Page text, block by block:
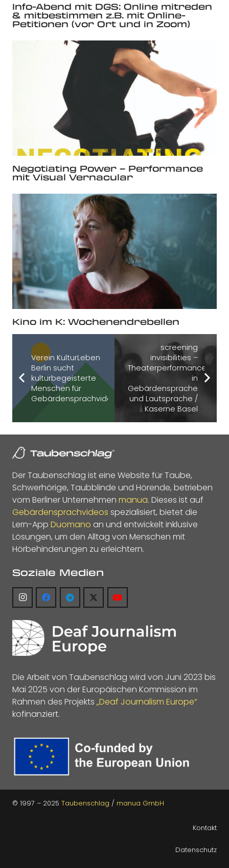
Info-Abend mit DGS: Online mitreden
& mitbestimmen z.B. mit Online-
Petitionen (vor Ort und in Zoom)
Negotiating Power – Performance
mit Visual Vernacular
Kino im K: Wochenendrebellen
Verein KulturLeben
Berlin sucht
kulturbegeisterte
Menschen für
Gebärdensprachvideo
screening
invisibilities –
Theaterperformance
in
Gebärdensprache
und Lautsprache /
Kaserne Basel
Der Taubenschlag ist eine Website für Taube,
Schwerhörige, Taubblinde und Hörende, betrieben
vom Berliner Unternehmen manua. Dieses ist auf
Gebärdensprachvideos spezialisiert, bietet die
Lern-App Duomano an und entwickelt inklusive
Lösungen, um den Alltag von Menschen mit
Hörbehinderungen zu erleichtern.
Soziale Medien
Die Arbeit von Taubenschlag wird von Juni 2023 bis
Mai 2025 von der Europäischen Kommission im
Rahmen des Projekts „Deaf Journalism Europe“
kofinanziert.
© 1997 – 2025 Taubenschlag / manua GmbH
Kontakt
Datenschutz